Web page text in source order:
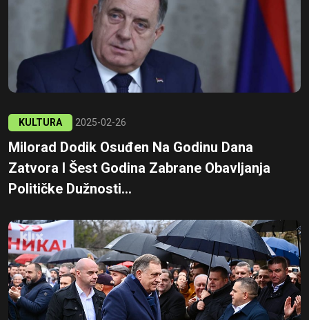
KULTURA 2025-02-26
Milorad Dodik Osuđen Na Godinu Dana
Zatvora I Šest Godina Zabrane Obavljanja
Političke Dužnosti...